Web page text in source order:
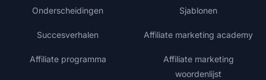
Onderscheidingen
Succesverhalen
Affiliate programma
Sjablonen
Affiliate marketing academy
Affiliate marketing
woordenlijst